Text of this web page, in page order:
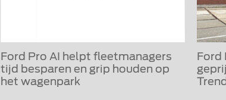
Ford Pro AI helpt fleetmanagers
tijd besparen en grip houden op
het wagenpark
Ford